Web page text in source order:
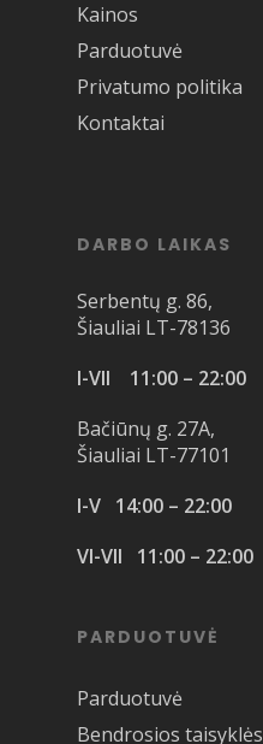
Kainos
Parduotuvė
Privatumo politika
Kontaktai
DARBO LAIKAS
Serbentų g. 86,
Šiauliai LT-78136
I-VII 11:00 – 22:00
Bačiūnų g. 27A,
Šiauliai LT-77101
I-V 14:00 – 22:00
VI-VII 11:00 – 22:00
PARDUOTUVĖ
Parduotuvė
Bendrosios taisyklės